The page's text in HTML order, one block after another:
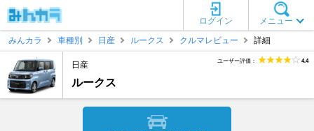
メニュー
ログイン
みんカラ
車種別 日産 ルークス クルマレビュー 詳細
日産
ルークス
ユーザー評価： 4.4